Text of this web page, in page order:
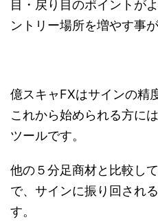
目・戻り目のポイントが
ントリー場所を増やす事が
億スキャFXはサインの精
これから始められる方に
ツールです。
他の５分足商材と比較し
で、サインに振り回され
す。